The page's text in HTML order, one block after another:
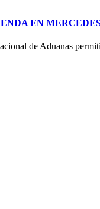
EN
de Aduanas